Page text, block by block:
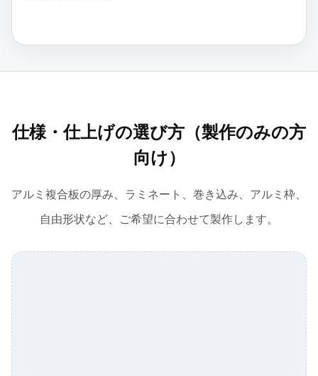
仕様・仕上げの選び方（製作のみの方
向け）
アルミ複合板の厚み、ラミネート、巻き込み、アルミ枠、
自由形状など、ご希望に合わせて製作します。